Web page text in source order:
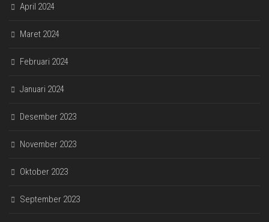
April 2024
Maret 2024
Februari 2024
Januari 2024
Desember 2023
November 2023
Oktober 2023
September 2023